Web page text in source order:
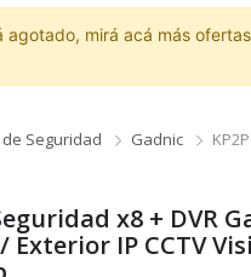
agotado, mirá acá más
Seguridad Gadnic
x8 + DVR
Exterior IP CCTV
Pago